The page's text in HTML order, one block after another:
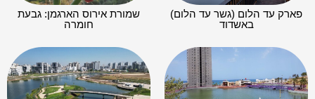
פארק עד הלום (גשר עד הלום)
באשדוד
שמורת אירוס הארגמן: גבעת
חומרה